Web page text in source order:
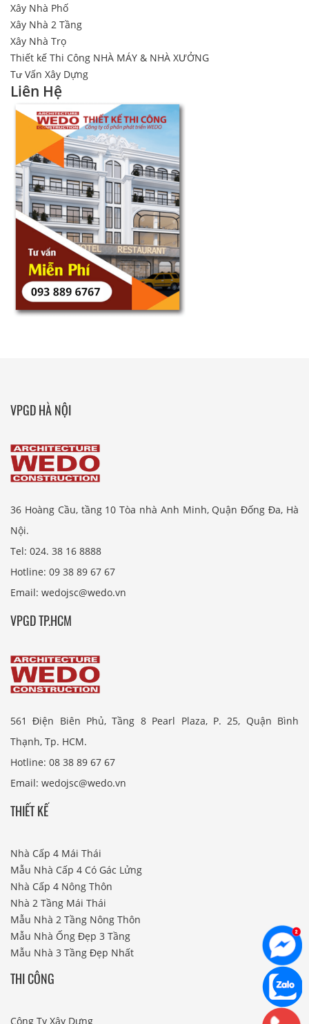
Xây Nhà Phố
Xây Nhà 2 Tầng
Xây Nhà Trọ
Thiết kế Thi Công NHÀ MÁY & NHÀ XƯỞNG
Tư Vấn Xây Dựng
Liên Hệ
VPGD HÀ NỘI
36 Hoàng Cầu, tầng 10 Tòa nhà Anh Minh, Quận Đống Đa, Hà
Nội.
Tel: 024. 38 16 8888
Hotline: 09 38 89 67 67
Email: wedojsc@wedo.vn
VPGD TP.HCM
561 Điện Biên Phủ, Tầng 8 Pearl Plaza, P. 25, Quận Bình
Thạnh, Tp. HCM.
Hotline: 08 38 89 67 67
Email: wedojsc@wedo.vn
THIẾT KẾ
Nhà Cấp 4 Mái Thái
Mẫu Nhà Cấp 4 Có Gác Lửng
Nhà Cấp 4 Nông Thôn
Nhà 2 Tầng Mái Thái
Mẫu Nhà 2 Tầng Nông Thôn
Mẫu Nhà Ống Đẹp 3 Tầng
Mẫu Nhà 3 Tầng Đẹp Nhất
THI CÔNG
Công Ty Xây Dựng